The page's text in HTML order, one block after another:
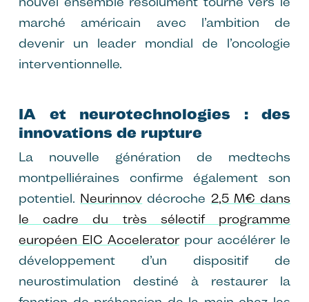
marché américain avec l’ambition de
devenir un leader mondial de l’oncologie
interventionnelle.
IA et neurotechnologies : des
innovations de rupture
La nouvelle génération de medtechs
montpelliéraines confirme également son
potentiel. Neurinnov décroche 2,5 M€ dans
le cadre du très sélectif programme
européen EIC Acceleratorpour accélérer le
développement d’un dispositif de
neurostimulation destiné à restaurer la